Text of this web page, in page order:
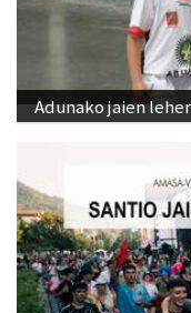
Adunako jaien